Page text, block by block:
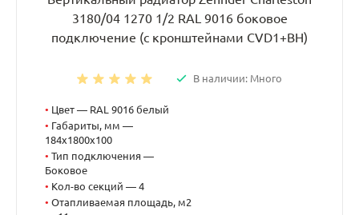
3180/04 1270 1/2 RAL 9016 боковое
подключение (с кронштейнами CVD1+BH)
В наличии: Много
• Цвет — RAL 9016 белый
• Габариты, мм —
184x1800x100
• Тип подключения —
Боковое
• Кол-во секций — 4
• Отапливаемая площадь, м2